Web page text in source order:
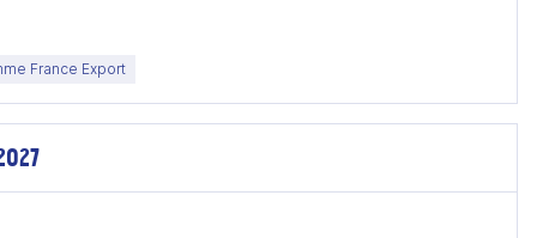
France Export